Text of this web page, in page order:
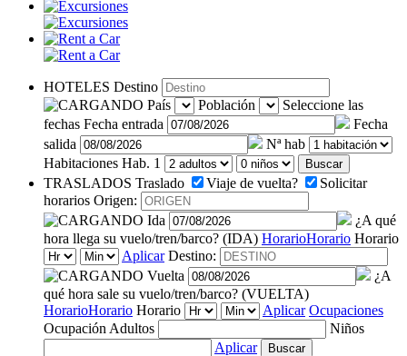
HOTELES Destino
País
Población
Seleccione las
fechas Fecha entrada
Fecha
salida
Nª hab
Habitaciones Hab. 1 Buscar
TRASLADOS Traslado Viaje de vuelta?
Solicitar
horarios Origen:
Ida
¿A qué
hora llega su vuelo/tren/barco? (IDA) HorarioHorario Horario
Aplicar Destino:
Vuelta
¿A
qué hora sale su vuelo/tren/barco? (VUELTA)
HorarioHorario Horario Aplicar Ocupaciones
Ocupación Adultos
Niños
Aplicar
Buscar